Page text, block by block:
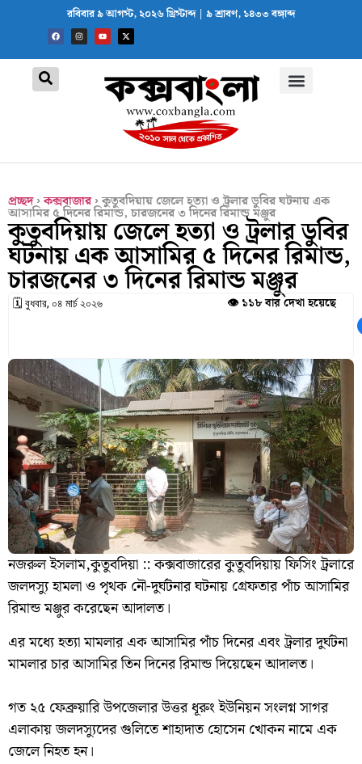
রবিবার ৯ আগস্ট, ২০২৬ খ্রিস্টাব্দ | ৯ শ্রাবণ, ১৪৩৩ বঙ্গাব্দ
প্রচ্ছদ›কক্সবাজার›কুতুবদিয়ায় জেলে হত্যা ও ট্রলার ডুবির ঘটনায় এক
আসামির ৫ দিনের রিমান্ড, চারজনের ৩ দিনের রিমান্ড মঞ্জুর
কুতুবদিয়ায় জেলে হত্যা ও ট্রলার ডুবির
ঘটনায় এক আসামির ৫ দিনের রিমান্ড,
চারজনের ৩ দিনের রিমান্ড মঞ্জুর
🗓 বুধবার, ০৪ মার্চ ২০২৬ 👁️ ১১৮ বার দেখা হয়েছে
নজরুল ইসলাম,কুতুবদিয়া :: কক্সবাজারের কুতুবদিয়ায় ফিসিং ট্রলারে
জলদস্যু হামলা ও পৃথক নৌ-দুর্ঘটনার ঘটনায় গ্রেফতার পাঁচ আসামির
রিমান্ড মঞ্জুর করেছেন আদালত।
এর মধ্যে হত্যা মামলার এক আসামির পাঁচ দিনের এবং ট্রলার দুর্ঘটনা
মামলার চার আসামির তিন দিনের রিমান্ড দিয়েছেন আদালত।
‎গত ২৫ ফেব্রুয়ারি উপজেলার উত্তর ধূরুং ইউনিয়ন সংলগ্ন সাগর
এলাকায় জলদস্যুদের গুলিতে শাহাদাত হোসেন খোকন নামে এক
জেলে নিহত হন।